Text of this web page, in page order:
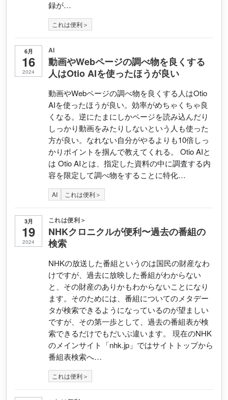
録が…
これは便利＞
6月
16
2024
AI
動画やWebページの調べ物を良くする
人はOtio AIを使ったほうが良い
動画やWebページの調べ物を良くする人はOtio
AIを使ったほうが良い。効率がめちゃくちゃ良
くなる。逆にたまにしかページを読み込んだり
しっかり動画をみたりしないという人も使った
方が良い。なれない自分がやるよりも10倍しっ
かりポイントを掴んで教えてくれる。 Otio AIと
は Otio AIとは、指定した資料の中に調査する内
容を限定して調べ物をすることに特化…
AI これは便利＞
3月
19
2024
これは便利＞
NHKクロニクルが便利〜過去の番組の
検索
NHKの放送した番組というのは国民の財産なわ
けですが、過去に放映した番組がわからない
と、その財産のありかもわからないことになり
ます。そのためには、番組についてのメタデー
タが検索できるようになっているのが望ましい
ですが、その第一歩として、過去の番組表が検
索できるだけでもだいぶ違います。 現在のNHK
のメインサイト「nhk.jp」ではサイトトップから
番組表検索へ…
これは便利＞